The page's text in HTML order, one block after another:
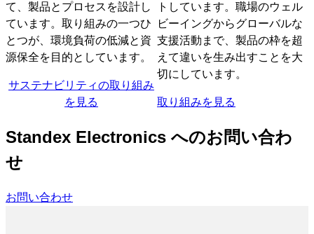
て、製品とプロセスを設計し
ています。取り組みの一つひ
とつが、環境負荷の低減と資
源保全を目的としています。
サステナビリティの取り組み
を見る
トしています。職場のウェル
ビーイングからグローバルな
支援活動まで、製品の枠を超
えて違いを生み出すことを大
切にしています。
取り組みを見る
Standex Electronics へのお問い合わ
せ
お問い合わせ